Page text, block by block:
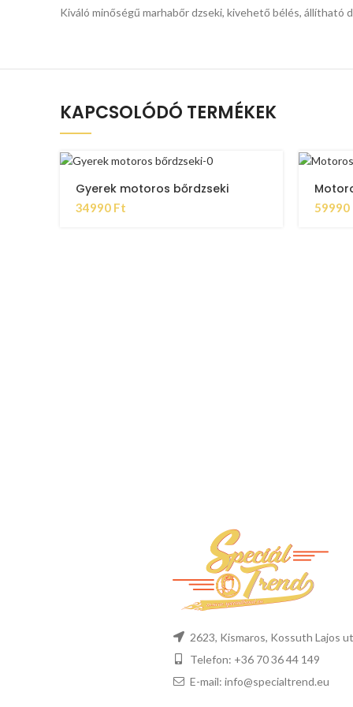
Kiváló minőségű marhabőr dzseki, kivehető bélés, állítható
KAPCSOLÓDÓ TERMÉKEK
Gyerek motoros bőrdzseki
34990 Ft 59990
2623, Kismaros, Kossuth Lajos
Telefon: +36 70 36 44 149
E-mail: info@specialtrend.eu